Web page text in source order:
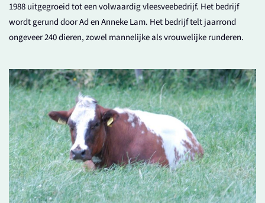
1988 uitgegroeid tot een volwaardig vleesveebedrijf. Het bedrijf
wordt gerund door Ad en Anneke Lam. Het bedrijf telt jaarrond
ongeveer 240 dieren, zowel mannelijke als vrouwelijke runderen.